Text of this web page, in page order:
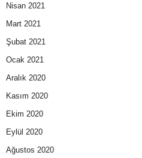
Nisan 2021
Mart 2021
Şubat 2021
Ocak 2021
Aralık 2020
Kasım 2020
Ekim 2020
Eylül 2020
Ağustos 2020